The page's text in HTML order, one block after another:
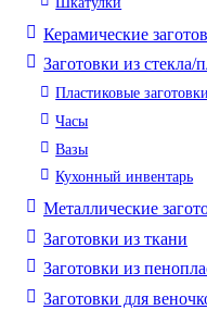
Керамические
Заготовки из стекла/
Пластиковые заготовки
Часы
Вазы
Кухонный инвентарь
Металлические
Заготовки из ткани
Заготовки из
Заготовки для